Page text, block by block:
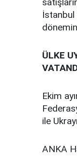
İstanbul
ÜLKE
Ekim
ile
ANKA